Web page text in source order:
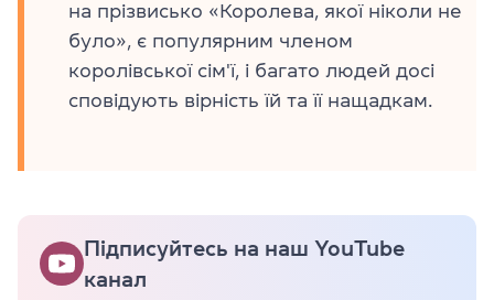
на прізвисько «Королева, якої ніколи не
було», є популярним членом
королівської сім'ї, і багато людей досі
сповідують вірність їй та її нащадкам.
Підписуйтесь на наш YouTube
канал